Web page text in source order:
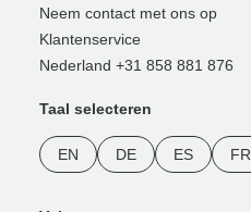
Neem contact met ons op
Klantenservice
Nederland +31 858 881 876
Taal selecteren
EN DE ES FR